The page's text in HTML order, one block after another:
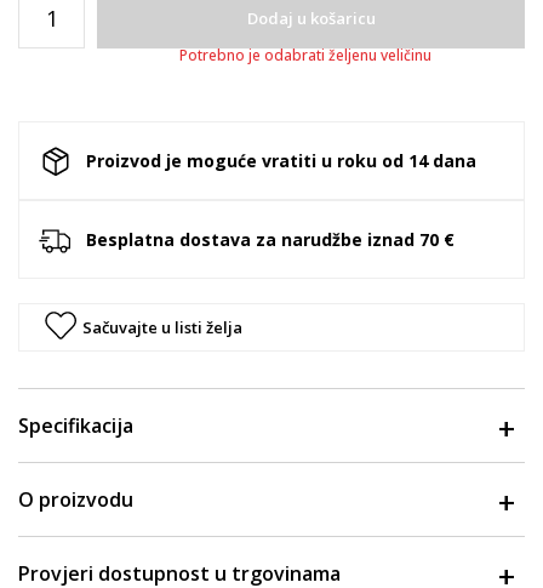
Dodaj u košaricu
Potrebno je odabrati željenu veličinu
Proizvod je moguće vratiti u roku od 14 dana
Besplatna dostava za narudžbe iznad 70 €
Sačuvajte u listi želja
Specifikacija
O proizvodu
Provjeri dostupnost u trgovinama